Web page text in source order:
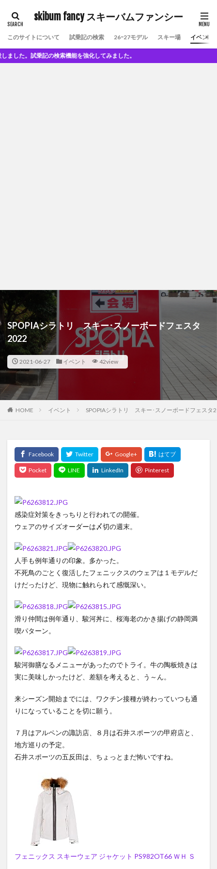
skibum fancy スキーバムファンシー
このサイトについて 試乗記の検索 26ｰ27モデル スキー場 イベント
試乗記の検索機能を強化してみました。
SPOPIAシラトリ スキー･スノーボードフェスタ
2022
2021-06-27 イベント 42view
HOME イベント SPOPIAシラトリ スキー･スノーボードフェスタ
感染症対策をきっちりと行われての開催。
ウェアのサイズオーダーは〆切の週末。
人手も例年通りの印象。多かった。
不死鳥のごとく復活したフェニックスのウェアは１モデルだ
けだったけど、現物に触れられて感慨深い。
滑り仲間は例年通り、駿河丼に、桜海老のかき揚げの静岡満
喫パターン。
駿河御膳なるメニューがあったのでトライ。牛の陶板焼きは
実に美味しかったけど、差額を考えると、う～ん。
来シーズン開始までには、ワクチン接種が終わっていつも通
りになっていることを切に願う。
７月はアルペンの諏訪店、８月は石井スポーツの甲府店と、
地方巡りの予定。
石井スポーツの五反田は、ちょっとまだ怖いですね。
フェニックス スキーウェア ジャケット PS982OT66 ＷＨ Ｓ